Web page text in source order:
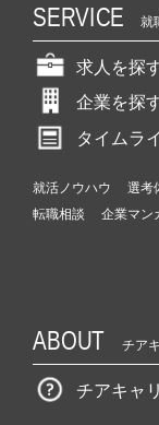
SERVICE 就
求人を探
企業を探
タイムラ
就活ノウハウ 選考
転職相談
企業マン
ABOUT チア
チアキャ